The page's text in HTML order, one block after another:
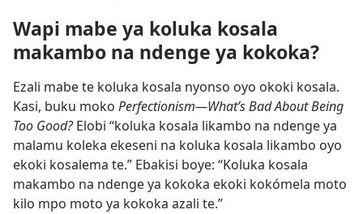
Wapi mabe ya koluka kosala
makambo na ndenge ya kokoka?
Ezali mabe te koluka kosala nyonso oyo okoki kosala.
Kasi, buku moko Perfectionism​—What’s Bad About Being
Too Good?Elobi “koluka kosala likambo na ndenge ya
malamu koleka ekeseni na koluka kosala likambo oyo
ekoki kosalema te.” Ebakisi boye: “Koluka kosala
makambo na ndenge ya kokoka ekoki kokómela moto
kilo mpo moto ya kokoka azali te.”